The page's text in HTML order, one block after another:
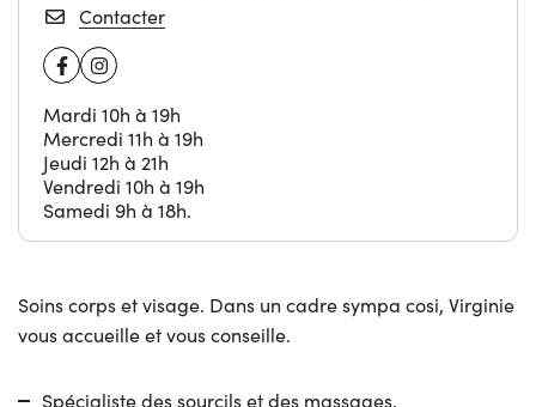
Contacter
FacebookInstagram
Mardi 10h à 19h
Mercredi 11h à 19h
Jeudi 12h à 21h
Vendredi 10h à 19h
Samedi 9h à 18h.
Soins corps et visage. Dans un cadre sympa cosi, Virginie
vous accueille et vous conseille.
Spécialiste des sourcils et des massages.